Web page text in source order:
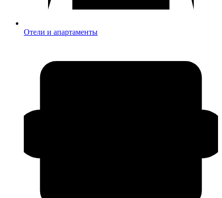
Отели и апартаменты